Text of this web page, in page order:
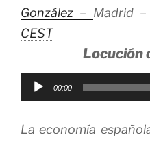
González – Madrid–
CEST
Locución
Reproductor
de
audio
00:00
La economía